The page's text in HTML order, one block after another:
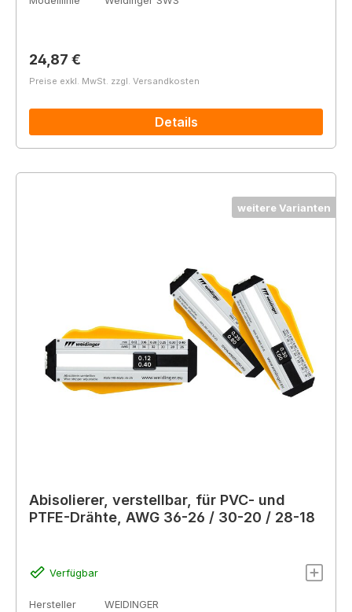
Regulärer Preis:
24,87 €
Preise exkl. MwSt. zzgl. Versandkosten
Details
weitere Varianten
Abisolierer, verstellbar, für PVC- und
PTFE-Drähte, AWG 36-26 / 30-20 / 28-18
Verfügbar
Hersteller
WEIDINGER